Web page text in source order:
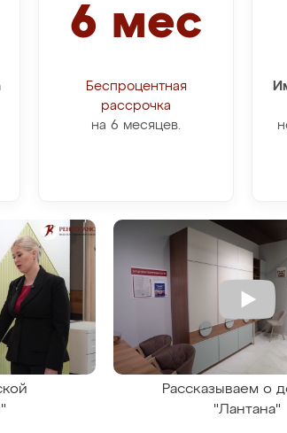
6 мес
Беспроцентная
рассрочка
на 6 месяцев.
Рассказываем о
"Лантана"